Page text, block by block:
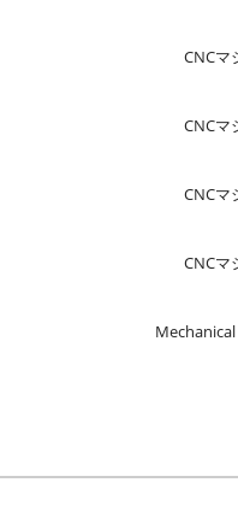
CNCマ
CNCマ
CNCマ
CNCマ